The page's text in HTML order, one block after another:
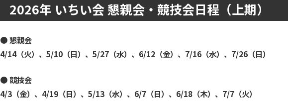
2026年 いちい会 懇親会・競技会日程（上期）
● 懇親会
4/14（火）、5/10（日）、5/27（水）、6/12（金）、7/16（水）、7/26（日）
● 競技会
4/3（金）、4/19（日）、5/13（水）、6/7（日）、6/18（木）、7/7（火）